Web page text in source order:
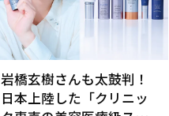
岩橋玄樹さんも太鼓判！
日本上陸した「クリニッ